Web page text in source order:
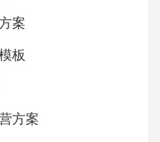
宿舍（1500间）
安预焙电解槽960
、连续铸造机20
物回收装置8套、余
案
板
方案